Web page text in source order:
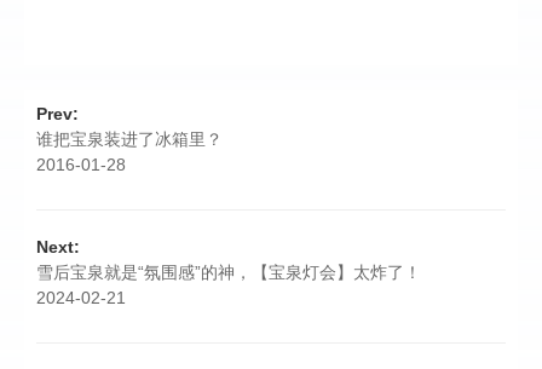
Prev:
谁把宝泉装进了冰箱里？
2016-01-28
Next:
雪后宝泉就是“氛围感”的神，【宝泉灯会】太炸了！
2024-02-21